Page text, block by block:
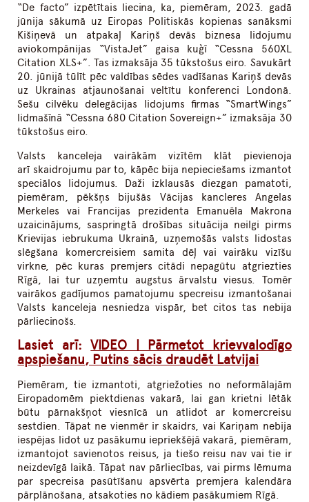
“De facto” izpētītais liecina, ka, piemēram, 2023. gadā
jūnija sākumā uz Eiropas Politiskās kopienas sanāksmi
Kišiņevā un atpakaļ Kariņš devās biznesa lidojumu
aviokompānijas “VistaJet” gaisa kuģī “Cessna 560XL
Citation XLS+”. Tas izmaksāja 35 tūkstošus eiro. Savukārt
20. jūnijā tūlīt pēc valdības sēdes vadīšanas Kariņš devās
uz Ukrainas atjaunošanai veltītu konferenci Londonā.
Sešu cilvēku delegācijas lidojums firmas “SmartWings”
lidmašīnā “Cessna 680 Citation Sovereign+” izmaksāja 30
tūkstošus eiro.
Valsts kanceleja vairākām vizītēm klāt pievienoja
arī skaidrojumu par to, kāpēc bija nepieciešams izmantot
speciālos lidojumus. Daži izklausās diezgan pamatoti,
piemēram, pēkšņs bijušās Vācijas kancleres Angelas
Merkeles vai Francijas prezidenta Emanuēla Makrona
uzaicinājums, saspringtā drošības situācija neilgi pirms
Krievijas iebrukuma Ukrainā, uzņemošās valsts lidostas
slēgšana komercreisiem samita dēļ vai vairāku vizīšu
virkne, pēc kuras premjers citādi nepagūtu atgriezties
Rīgā, lai tur uzņemtu augstus ārvalstu viesus. Tomēr
vairākos gadījumos pamatojumu specreisu izmantošanai
Valsts kanceleja nesniedza vispār, bet citos tas nebija
pārliecinošs.
Lasiet arī:VIDEO | Pārmetot krievvalodīgo
apspiešanu, Putins sācis draudēt Latvijai
Piemēram, tie izmantoti, atgriežoties no neformālajām
Eiropadomēm piektdienas vakarā, lai gan krietni lētāk
būtu pārnakšņot viesnīcā un atlidot ar komercreisu
sestdien. Tāpat ne vienmēr ir skaidrs, vai Kariņam nebija
iespējas lidot uz pasākumu iepriekšējā vakarā, piemēram,
izmantojot savienotos reisus, ja tiešo reisu nav vai tie ir
neizdevīgā laikā. Tāpat nav pārliecības, vai pirms lēmuma
par specreisa pasūtīšanu apsvērta premjera kalendāra
pārplānošana, atsakoties no kādiem pasākumiem Rīgā.